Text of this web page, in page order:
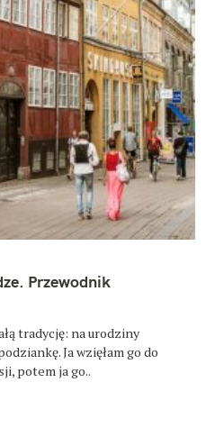
Przewodnik
tradycję: na urodziny
Ja wzięłam go do
potem ja go..